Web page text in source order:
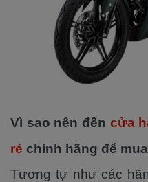
Vì sao nên đến cửa
rẻ chính hãng để
Tương tự như các